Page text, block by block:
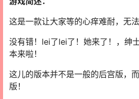
这是一款让大家等的心痒难耐，无
没有错！lei了lei了！她来了！，绅
本来啦！
这儿的版本并不是一般的后宫版，
版！